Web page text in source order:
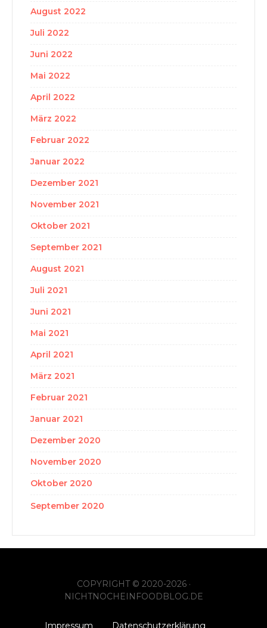
August 2022
Juli 2022
Juni 2022
Mai 2022
April 2022
März 2022
Februar 2022
Januar 2022
Dezember 2021
November 2021
Oktober 2021
September 2021
August 2021
Juli 2021
Juni 2021
Mai 2021
April 2021
März 2021
Februar 2021
Januar 2021
Dezember 2020
November 2020
Oktober 2020
September 2020
COPYRIGHT © 2020-2026 ·
NICHTNOCHEINFOODBLOG.DE
Impressum Datenschutzerklärung